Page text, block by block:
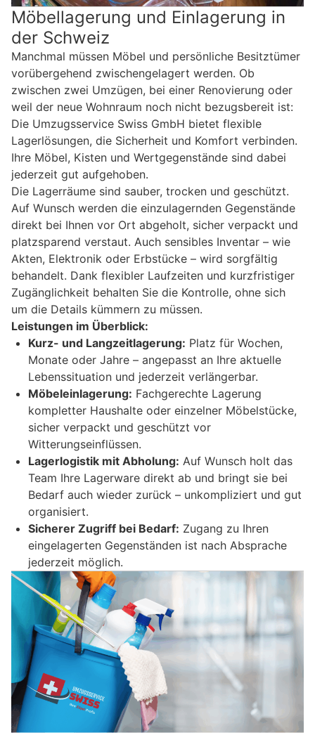
Möbellagerung und Einlagerung in
der Schweiz
Manchmal müssen Möbel und persönliche Besitztümer
vorübergehend zwischengelagert werden. Ob
zwischen zwei Umzügen, bei einer Renovierung oder
weil der neue Wohnraum noch nicht bezugsbereit ist:
Die Umzugsservice Swiss GmbH bietet flexible
Lagerlösungen, die Sicherheit und Komfort verbinden.
Ihre Möbel, Kisten und Wertgegenstände sind dabei
jederzeit gut aufgehoben.
Die Lagerräume sind sauber, trocken und geschützt.
Auf Wunsch werden die einzulagernden Gegenstände
direkt bei Ihnen vor Ort abgeholt, sicher verpackt und
platzsparend verstaut. Auch sensibles Inventar – wie
Akten, Elektronik oder Erbstücke – wird sorgfältig
behandelt. Dank flexibler Laufzeiten und kurzfristiger
Zugänglichkeit behalten Sie die Kontrolle, ohne sich
um die Details kümmern zu müssen.
Leistungen im Überblick:
Kurz- und Langzeitlagerung: Platz für Wochen,
Monate oder Jahre – angepasst an Ihre aktuelle
Lebenssituation und jederzeit verlängerbar.
Möbeleinlagerung: Fachgerechte Lagerung
kompletter Haushalte oder einzelner Möbelstücke,
sicher verpackt und geschützt vor
Witterungseinflüssen.
Lagerlogistik mit Abholung: Auf Wunsch holt das
Team Ihre Lagerware direkt ab und bringt sie bei
Bedarf auch wieder zurück – unkompliziert und gut
organisiert.
Sicherer Zugriff bei Bedarf: Zugang zu Ihren
eingelagerten Gegenständen ist nach Absprache
jederzeit möglich.